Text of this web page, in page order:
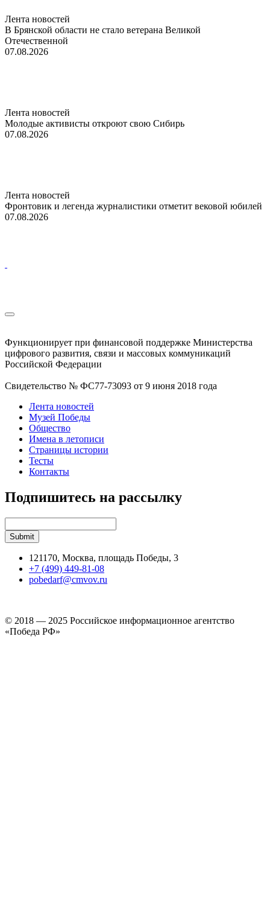
Лента новостей
В Брянской области не стало ветерана Великой
Отечественной
07.08.2026
Лента новостей
Молодые активисты откроют свою Сибирь
07.08.2026
Лента новостей
Фронтовик и легенда журналистики отметит вековой юбилей
07.08.2026
Функционирует при финансовой поддержке Министерства
цифрового развития, связи и массовых коммуникаций
Российской Федерации
Свидетельство № ФС77-73093 от 9 июня 2018 года
Лента новостей
Музей Победы
Общество
Имена в летописи
Страницы истории
Тесты
Контакты
Подпишитесь на рассылку
121170, Москва, площадь Победы, 3
+7 (499) 449-81-08
pobedarf@cmvov.ru
© 2018 — 2025 Российское информационное агентство
«Победа РФ»